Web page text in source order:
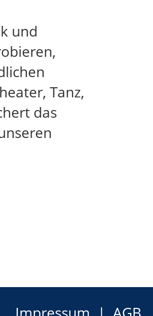
und
Tanz,
das